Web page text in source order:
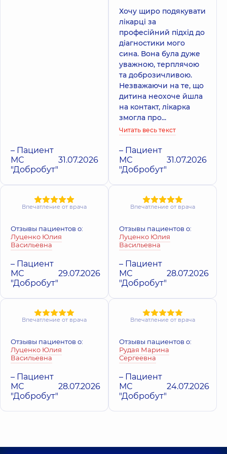
Центр
всей семьи на
ул. Татарская
Поликлиника
Татарская, 2-Е, г.
Киев
– Пациент
МС
"Добробут"
31.07.2026
Хочу щиро подякувати
лікарці за
професійний підхід до
діагностики мого
сина. Вона була дуже
уважною, терплячою
та доброзичливою.
Незважаючи на те, що
дитина неохоче йшла
на контакт, лікарка
змогла про...
Читать весь текст
– Пациент
МС
"Добробут"
31.07.2026
Впечатление от врача
Отзывы пациентов о:
Луценко Юлия
Васильевна
– Пациент
МС
"Добробут"
29.07.2026
Впечатление от врача
Отзывы пациентов о:
Луценко Юлия
Васильевна
– Пациент
МС
"Добробут"
28.07.2026
Впечатление от врача
Отзывы пациентов о:
Луценко Юлия
Васильевна
– Пациент
МС
"Добробут"
28.07.2026
Впечатление от врача
Отзывы пациентов о:
Рудая Марина
Сергеевна
– Пациент
МС
"Добробут"
24.07.2026